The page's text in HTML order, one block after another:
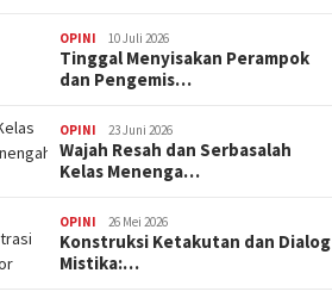
OPINI 10 Juli 2026
Tinggal Menyisakan Perampok
dan Pengemis…
OPINI 23 Juni 2026
Wajah Resah dan Serbasalah
Kelas Menenga…
OPINI 26 Mei 2026
Konstruksi Ketakutan dan Dialog
Mistika:…